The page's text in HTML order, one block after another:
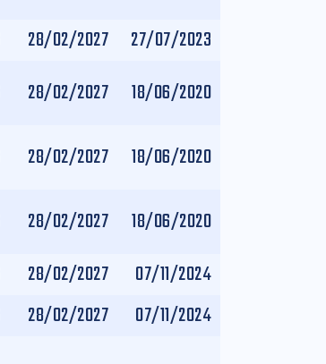
28/02/2027
27/07/2023
28/02/2027 18/06/2020
28/02/2027 18/06/2020
28/02/2027
18/06/2020
28/02/2027
07/11/2024
28/02/2027 07/11/2024